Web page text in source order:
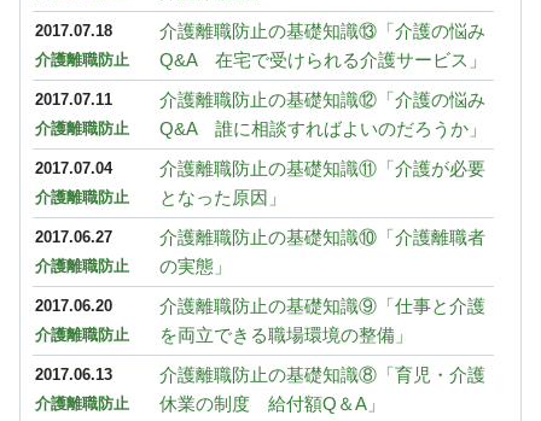
2017.07.18
介護離職防止
介護離職防止の基礎知識⑬「介護の悩み
Q&A 在宅で受けられる介護サービス」
2017.07.11
介護離職防止
介護離職防止の基礎知識⑫「介護の悩み
Q&A 誰に相談すればよいのだろうか」
2017.07.04
介護離職防止
介護離職防止の基礎知識⑪「介護が必要
となった原因」
2017.06.27
介護離職防止
介護離職防止の基礎知識⑩「介護離職者
の実態」
2017.06.20
介護離職防止
介護離職防止の基礎知識⑨「仕事と介護
を両立できる職場環境の整備」
2017.06.13
介護離職防止
介護離職防止の基礎知識⑧「育児・介護
休業の制度 給付額Q＆A」